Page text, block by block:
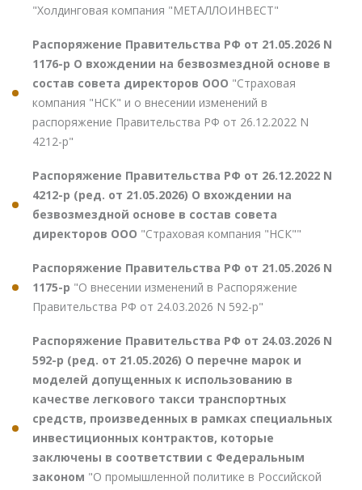
"Холдинговая компания "МЕТАЛЛОИНВЕСТ"
Распоряжение Правительства РФ от 21.05.2026 N
1176-р О вхождении на безвозмездной основе в
состав совета директоров ООО "Страховая
компания "НСК" и о внесении изменений в
распоряжение Правительства РФ от 26.12.2022 N
4212-р"
Распоряжение Правительства РФ от 26.12.2022 N
4212-р (ред. от 21.05.2026) О вхождении на
безвозмездной основе в состав совета
директоров ООО "Страховая компания "НСК""
Распоряжение Правительства РФ от 21.05.2026 N
1175-р "О внесении изменений в Распоряжение
Правительства РФ от 24.03.2026 N 592-р"
Распоряжение Правительства РФ от 24.03.2026 N
592-р (ред. от 21.05.2026) О перечне марок и
моделей допущенных к использованию в
качестве легкового такси транспортных
средств, произведенных в рамках специальных
инвестиционных контрактов, которые
заключены в соответствии с Федеральным
законом "О промышленной политике в Российской